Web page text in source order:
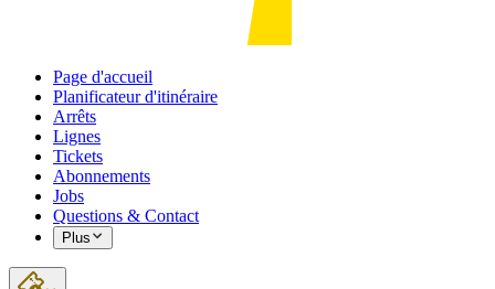
Page d'accueil
Planificateur d'itinéraire
Arrêts
Lignes
Tickets
Abonnements
Jobs
Questions & Contact
Plus